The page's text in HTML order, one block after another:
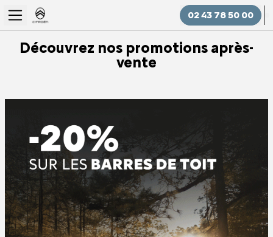
02 43 78 50 00
Découvrez nos promotions après-
vente